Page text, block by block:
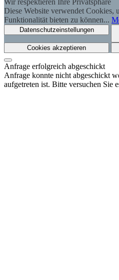
Wir respektieren Ihre Privatsphäre
Diese Website verwendet Cookies,
Funktionalität bieten zu können...
Datenschutzeinstellungen
Cookies akzeptieren
Anfrage erfolgreich abgeschickt
Anfrage konnte nicht abgeschickt
aufgetreten ist. Bitte versuchen Sie